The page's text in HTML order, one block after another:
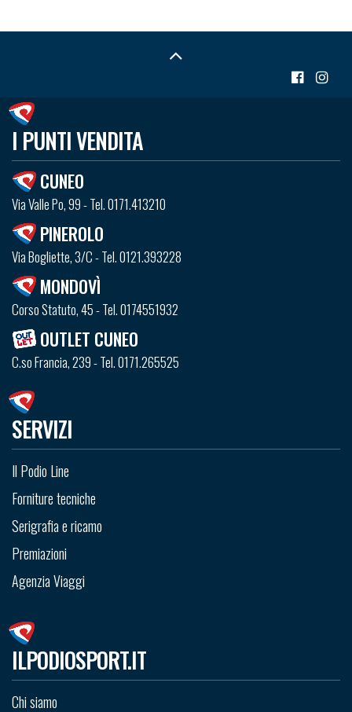
I PUNTI VENDITA
CUNEO
Via Valle Po, 99 - Tel. 0171.413210
PINEROLO
Via Bogliette, 3/C - Tel. 0121.393228
MONDOVÌ
Corso Statuto, 45 - Tel. 0174551932
OUTLET CUNEO
C.so Francia, 239 - Tel. 0171.265525
SERVIZI
Il Podio Line
Forniture tecniche
Serigrafia e ricamo
Premiazioni
Agenzia Viaggi
ILPODIOSPORT.IT
Chi siamo